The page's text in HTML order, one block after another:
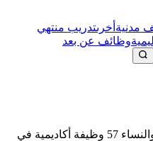
مدنية أخرىتدريب منتهي
وظائف عن بعد
وظائف جامعة تبوك للرجال والنساء 57 وظيفة أكاديمية في